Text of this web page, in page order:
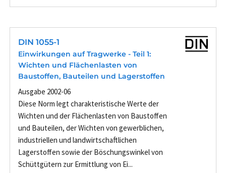
DIN 1055-1
Einwirkungen auf Tragwerke - Teil 1:
Wichten und Flächenlasten von
Baustoffen, Bauteilen und Lagerstoffen
Ausgabe 2002-06
Diese Norm legt charakteristische Werte der
Wichten und der Flächenlasten von Baustoffen
und Bauteilen, der Wichten von gewerblichen,
industriellen und landwirtschaftlichen
Lagerstoffen sowie der Böschungswinkel von
Schüttgütern zur Ermittlung von Ei...